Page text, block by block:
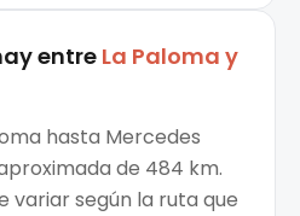
entreLa Paloma y
hasta Mercedes
de 484 km.
variar según la ruta que